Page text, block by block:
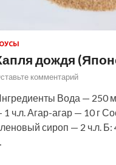
дождя
комментарий
Вода — 250
1 ч.л. Агар-агар — 10 г
сироп — 2 ч.л. Б: